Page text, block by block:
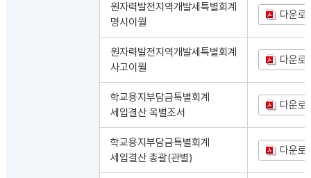
원자력발전지역개발세특별회계
명시이월
다운로
원자력발전지역개발세특별회계
사고이월
다운로
학교용지부담금특별회계
세입결산 목별조서
다운로
학교용지부담금특별회계
세입결산 총괄(관별)
다운로